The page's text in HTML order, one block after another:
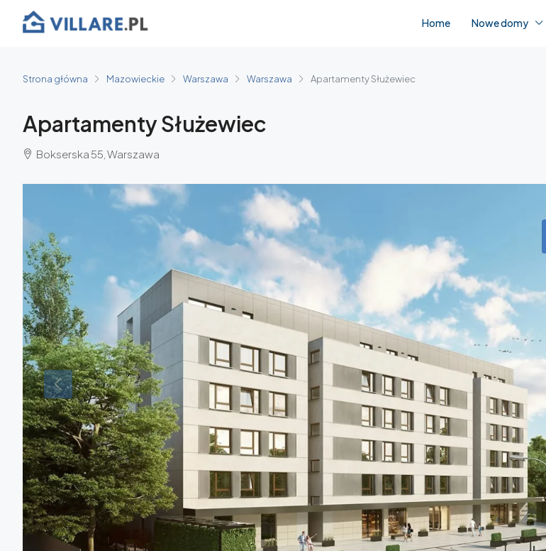
Home Nowe domy
Strona główna Mazowieckie Warszawa Warszawa Apartamenty Służewiec
Apartamenty Służewiec
Bokserska 55, Warszawa